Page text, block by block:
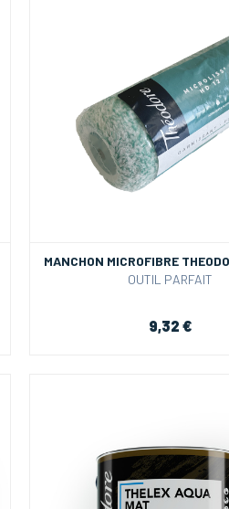
MANCHON MICROFIBRE
OUTIL PARFAIT
9,32 €